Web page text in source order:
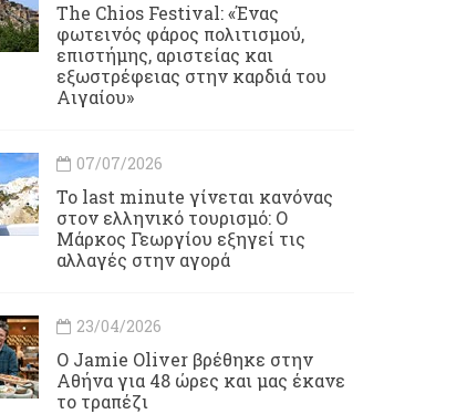
Τhe Chios Festival: «Ένας
φωτεινός φάρος πολιτισμού,
επιστήμης, αριστείας και
εξωστρέφειας στην καρδιά του
Αιγαίου»
07/07/2026
Το last minute γίνεται κανόνας
στον ελληνικό τουρισμό: Ο
Μάρκος Γεωργίου εξηγεί τις
αλλαγές στην αγορά
23/04/2026
Ο Jamie Oliver βρέθηκε στην
Αθήνα για 48 ώρες και μας έκανε
το τραπέζι